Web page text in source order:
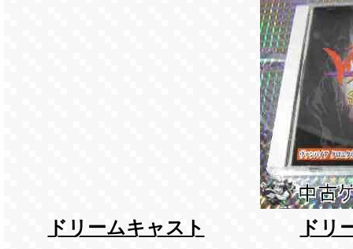
ドリームキャスト
ドリ